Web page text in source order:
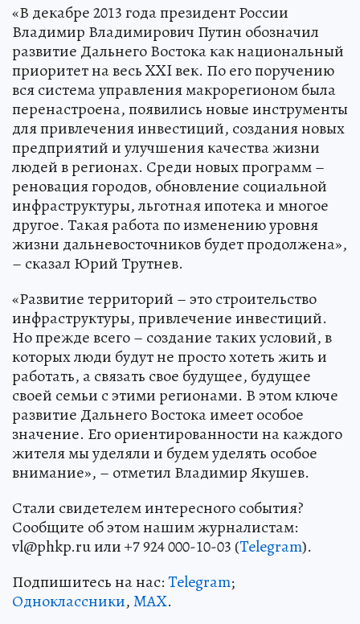
«В декабре 2013 года президент России
Владимир Владимирович Путин обозначил
развитие Дальнего Востока как национальный
приоритет на весь XXI век. По его поручению
вся система управления макрорегионом была
перенастроена, появились новые инструменты
для привлечения инвестиций, создания новых
предприятий и улучшения качества жизни
людей в регионах. Среди новых программ –
реновация городов, обновление социальной
инфраструктуры, льготная ипотека и многое
другое. Такая работа по изменению уровня
жизни дальневосточников будет продолжена»,
– сказал Юрий Трутнев.
«Развитие территорий – это строительство
инфраструктуры, привлечение инвестиций.
Но прежде всего – создание таких условий, в
которых люди будут не просто хотеть жить и
работать, а связать свое будущее, будущее
своей семьи с этими регионами. В этом ключе
развитие Дальнего Востока имеет особое
значение. Его ориентированности на каждого
жителя мы уделяли и будем уделять особое
внимание», – отметил Владимир Якушев.
Стали свидетелем интересного события?
Сообщите об этом нашим журналистам:
vl@phkp.ru или +7 924 000-10-03 (Telegram).
Подпишитесь на нас:Telegram;
Одноклассники,MAX.